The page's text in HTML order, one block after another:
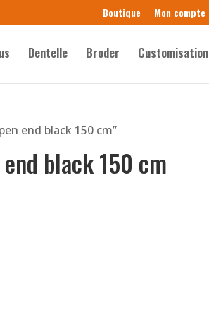
Boutique Mon compte
Dentelle Broder Customisation
end black 150 cm”
black 150 cm